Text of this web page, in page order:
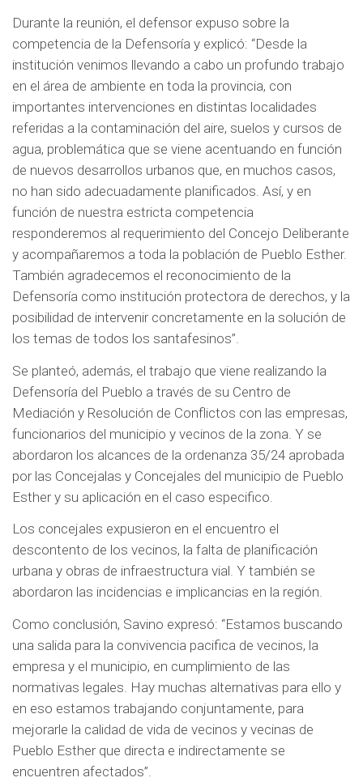
Durante la reunión, el defensor expuso sobre la
competencia de la Defensoría y explicó: “Desde la
institución venimos llevando a cabo un profundo trabajo
en el área de ambiente en toda la provincia, con
importantes intervenciones en distintas localidades
referidas a la contaminación del aire, suelos y cursos de
agua, problemática que se viene acentuando en función
de nuevos desarrollos urbanos que, en muchos casos,
no han sido adecuadamente planificados. Así, y en
función de nuestra estricta competencia
responderemos al requerimiento del Concejo Deliberante
y acompañaremos a toda la población de Pueblo Esther.
También agradecemos el reconocimiento de la
Defensoría como institución protectora de derechos, y la
posibilidad de intervenir concretamente en la solución de
los temas de todos los santafesinos”.
Se planteó, además, el trabajo que viene realizando la
Defensoría del Pueblo a través de su Centro de
Mediación y Resolución de Conflictos con las empresas,
funcionarios del municipio y vecinos de la zona. Y se
abordaron los alcances de la ordenanza 35/24 aprobada
por las Concejalas y Concejales del municipio de Pueblo
Esther y su aplicación en el caso especifico.
Los concejales expusieron en el encuentro el
descontento de los vecinos, la falta de planificación
urbana y obras de infraestructura vial. Y también se
abordaron las incidencias e implicancias en la región.
Como conclusión, Savino expresó: “Estamos buscando
una salida para la convivencia pacifica de vecinos, la
empresa y el municipio, en cumplimiento de las
normativas legales. Hay muchas alternativas para ello y
en eso estamos trabajando conjuntamente, para
mejorarle la calidad de vida de vecinos y vecinas de
Pueblo Esther que directa e indirectamente se
encuentren afectados”.